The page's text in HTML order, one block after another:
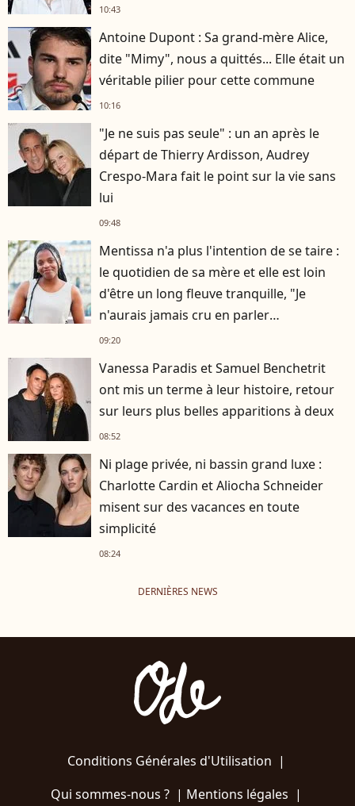
10:43
Antoine Dupont : Sa grand-mère Alice,
dite "Mimy", nous a quittés... Elle était un
véritable pilier pour cette commune
10:16
"Je ne suis pas seule" : un an après le
départ de Thierry Ardisson, Audrey
Crespo-Mara fait le point sur la vie sans
lui
09:48
Mentissa n'a plus l'intention de se taire :
le quotidien de sa mère et elle est loin
d'être un long fleuve tranquille, "Je
n'aurais jamais cru en parler
publiquement"
09:20
Vanessa Paradis et Samuel Benchetrit
ont mis un terme à leur histoire, retour
sur leurs plus belles apparitions à deux
08:52
Ni plage privée, ni bassin grand luxe :
Charlotte Cardin et Aliocha Schneider
misent sur des vacances en toute
simplicité
08:24
DERNIÈRES NEWS
Conditions Générales d'Utilisation |
Qui sommes-nous ?| Mentions légales |